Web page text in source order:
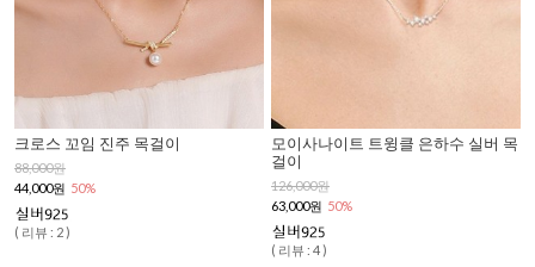
크로스 꼬임 진주 목걸이
88,000원
44,000원 50%
( 리뷰 : 2 )
모이사나이트 트윙클 은하수 실버 목
걸이
126,000원
63,000원 50%
( 리뷰 : 4 )